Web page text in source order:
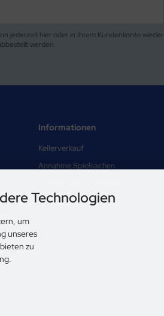
jederzeit hier oder in Ihrem Kundenkonto wieder
werden.
Informationen
Kellerverkauf
Annahme Spielsachen
Über uns
Technologien
um
unseres
zu